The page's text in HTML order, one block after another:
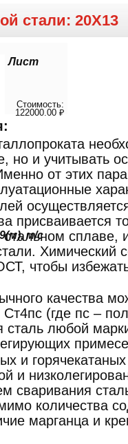
стали: 20Х13
Лист
м/с
Стоимость:
122000.00 ₽
но и учитывать
от этих
присваивается
сплаве,
Химический
чтобы
качества
(где пс –
сталь любой
и
и
сваривания
количества
марганца и